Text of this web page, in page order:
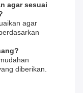
agar sesuai
agar
diberikan.